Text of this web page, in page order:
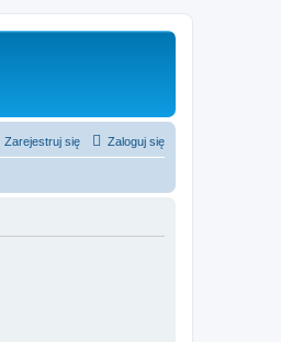
Zaloguj się
Zarejestruj się